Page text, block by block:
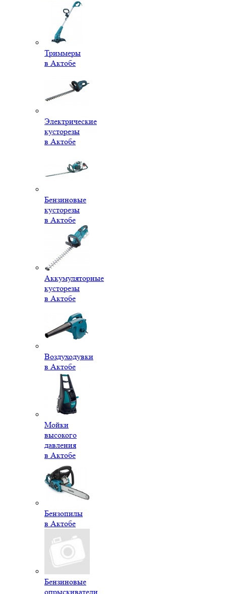
Триммеры
в Актобе
Электрические
кусторезы
в Актобе
Бензиновые
кусторезы
в Актобе
Аккумуляторные
кусторезы
в Актобе
Воздуходувки
в Актобе
Мойки
высокого
давления
в Актобе
Бензопилы
в Актобе
Бензиновые
опрыскиватели